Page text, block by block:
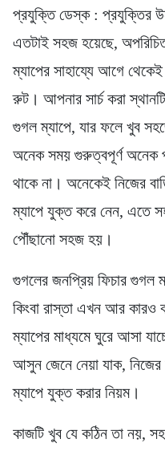
প্রযুক্তি ডেস্ক : প্রযুক্তির
এতটাই সহজ হয়েছে,
ম্যাপের সাহায্যে আগে
রুট। আপনার সার্চ করা
গুগল ম্যাপে, যার ফলে খুব
অনেক সময় গুরুত্বপূর্ণ অনেক
থাকে না। অনেকেই নিজের
ম্যাপে যুক্ত করে নেন, এতে
পৌঁছানো সহজ হয়।
গুগলের জনপ্রিয় ফিচার গুগল
কিংবা রাস্তা এখন আর কারও
ম্যাপের মাধ্যমে ঘুরে আসা
আসুন জেনে নেয়া যাক,
ম্যাপে যুক্ত করার নিয়ম।
কাজটি খুব যে কঠিন তা নয়,